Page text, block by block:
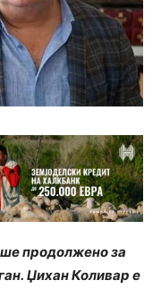
продолжено за
Џихан Коливар е